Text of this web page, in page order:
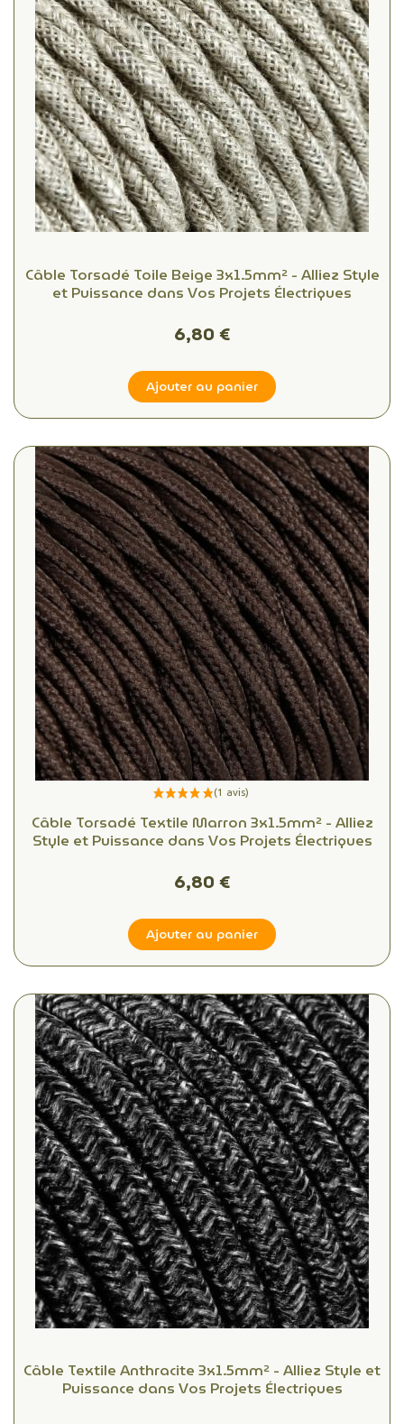
Câble Torsadé Toile Beige 3x1.5mm² - Alliez Style
et Puissance dans Vos Projets Électriques
6,80 €
Ajouter au panier
Câble Torsadé Textile Marron 3x1.5mm² - Alliez
Style et Puissance dans Vos Projets Électriques
6,80 €
Ajouter au panier
Câble Textile Anthracite 3x1.5mm² - Alliez Style et
Puissance dans Vos Projets Électriques